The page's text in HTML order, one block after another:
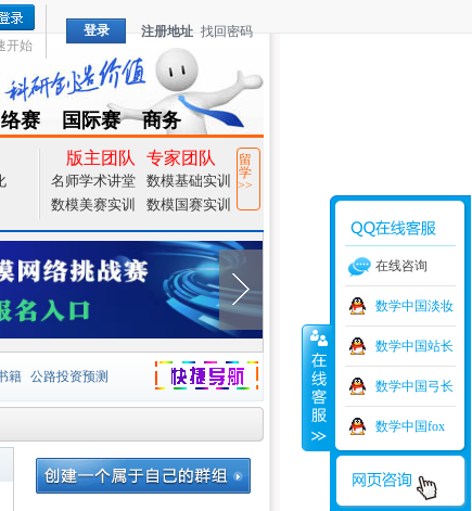
开始
登录 注册地址 找回密码
赛 国际赛
CAMCM
商务
Special
版主团队 专家团队
名师学术讲堂
数模基础实训
数模美赛实训
数模国赛实训
留
学
>>
捷导航
籍 公路投资预测
元胞自动机 证书下载
在线咨询
数学中国淡妆
数学中国站长
数学中国弓长
数学中国fox